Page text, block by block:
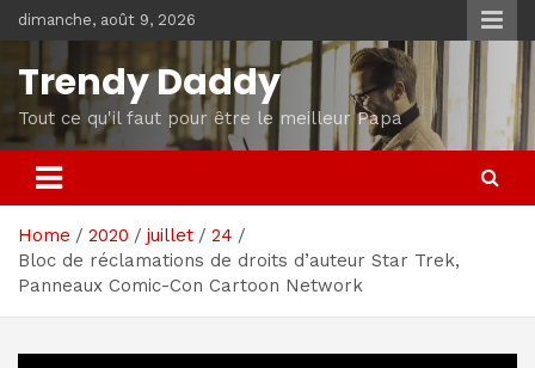
Skip
to
content
dimanche, août 9, 2026
Trendy Daddy
Tout ce qu'il faut pour être le meilleur Papa
Home 2020 juillet
24
Bloc de réclamations de droits d’auteur Star Trek,
Panneaux Comic-Con Cartoon Network